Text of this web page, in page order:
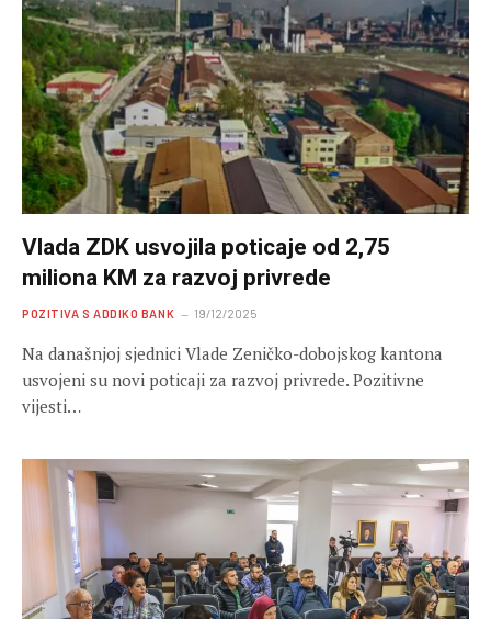
Vlada ZDK usvojila poticaje od 2,75
miliona KM za razvoj privrede
POZITIVA S ADDIKO BANK 19/12/2025
Na današnjoj sjednici Vlade Zeničko-dobojskog kantona
usvojeni su novi poticaji za razvoj privrede. Pozitivne
vijesti…